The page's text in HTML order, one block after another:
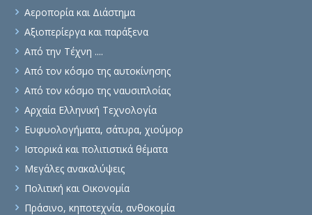
Αεροπορία και Διάστημα
Αξιοπερίεργα και παράξενα
Από την Τέχνη ....
Από τον κόσμο της αυτοκίνησης
Από τον κόσμο της ναυσιπλοίας
Αρχαία Ελληνική Τεχνολογία
Ευφυολογήματα, σάτυρα, χιούμορ
Ιστορικά και πολιτιστικά θέματα
Μεγάλες ανακαλύψεις
Πολιτική και Οικονομία
Πράσινο, κηποτεχνία, ανθοκομία